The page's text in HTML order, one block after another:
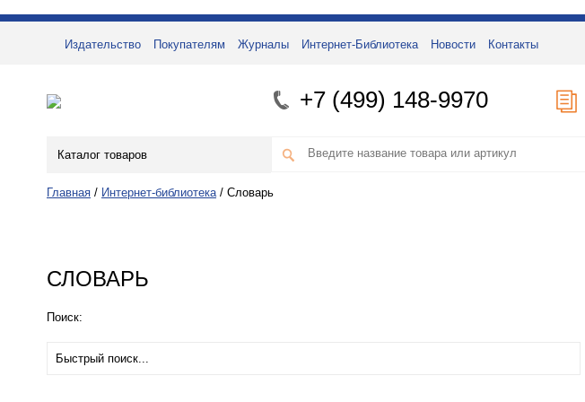
Издательство Покупателям Журналы Интернет-Библиотека Новости Контакты
+7 (499) 148-9970
Каталог товаров
Главная / Интернет-библиотека / Словарь
СЛОВАРЬ
Поиск: